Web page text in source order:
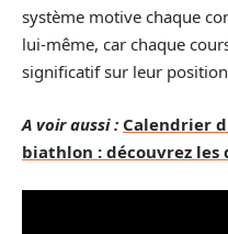
système motive chaque
lui-même, car chaque
significatif sur leur
A voir aussi : Calendrier
biathlon : découvrez les